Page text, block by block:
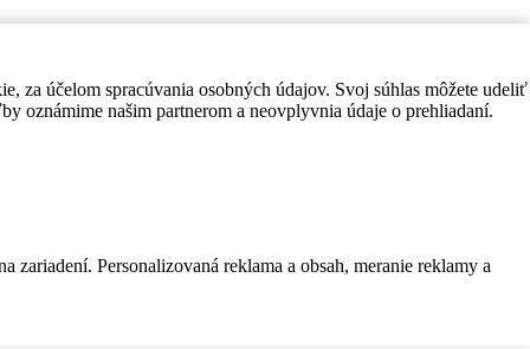
za účelom spracúvania osobných údajov. Svoj súhlas môžete udeliť
oznámime našim partnerom a neovplyvnia údaje o prehliadaní.
Personalizovaná reklama a obsah, meranie reklamy a